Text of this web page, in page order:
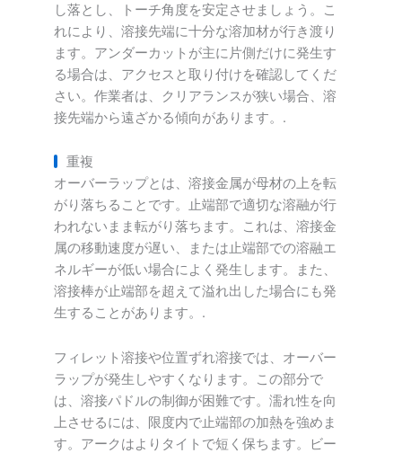
し落とし、トーチ角度を安定させましょう。こ
れにより、溶接先端に十分な溶加材が行き渡り
ます。アンダーカットが主に片側だけに発生す
る場合は、アクセスと取り付けを確認してくだ
さい。作業者は、クリアランスが狭い場合、溶
接先端から遠ざかる傾向があります。.
重複
オーバーラップとは、溶接金属が母材の上を転
がり落ちることです。止端部で適切な溶融が行
われないまま転がり落ちます。これは、溶接金
属の移動速度が遅い、または止端部での溶融エ
ネルギーが低い場合によく発生します。また、
溶接棒が止端部を超えて溢れ出した場合にも発
生することがあります。.
フィレット溶接や位置ずれ溶接では、オーバー
ラップが発生しやすくなります。この部分で
は、溶接パドルの制御が困難です。濡れ性を向
上させるには、限度内で止端部の加熱を強めま
す。アークはよりタイトで短く保ちます。ビー